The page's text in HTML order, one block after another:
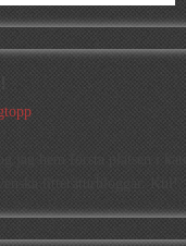
jag hem första platsen i